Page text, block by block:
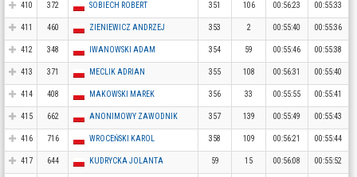
410 372 SOBIECH ROBERT 351 106 00:56:23 00:55:33
411 460 ZIENIEWICZ ANDRZEJ 353 2 00:55:40 00:55:36
412 348 IWANOWSKI ADAM 354 59 00:55:46 00:55:38
413 371 MECLIK ADRIAN 355 108 00:56:31 00:55:40
414 408 MAKOWSKI MAREK 356 33 00:55:55 00:55:41
415 662 ANONIMOWY ZAWODNIK 357 139 00:55:49 00:55:43
416 716 WROCEŃSKI KAROL 358 109 00:56:21 00:55:44
417 644 KUDRYCKA JOLANTA 59 15 00:56:08 00:55:52